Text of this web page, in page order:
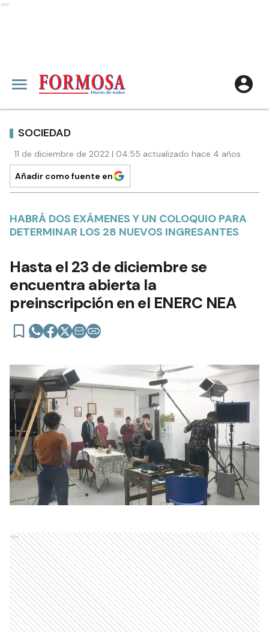
Ads
SOCIEDAD
11 de diciembre de 2022 | 04:55 actualizado hace 4 años
Añadir como fuente en
HABRÁ DOS EXÁMENES Y UN COLOQUIO PARA
DETERMINAR LOS 28 NUEVOS INGRESANTES
Hasta el 23 de diciembre se
encuentra abierta la
preinscripción en el ENERC NEA
Ads